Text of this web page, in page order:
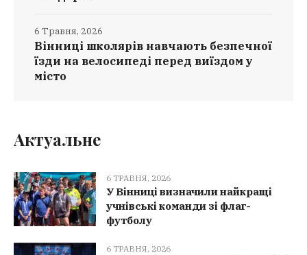
Вінниці школярів навчають безпечної
їзди на велосипеді перед виїздом у
місто
6 Травня, 2026
Актуальне
6 ТРАВНЯ, 2026
У Вінниці визначили найкращі
учнівські команди зі флаг-
футболу
6 ТРАВНЯ, 2026